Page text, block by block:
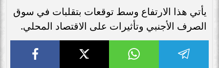
يأتي هذا الارتفاع وسط توقعات بتقلبات في سوق
الصرف الأجنبي وتأثيرات على الاقتصاد المحلي.